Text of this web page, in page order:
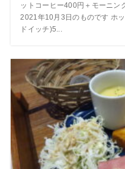
ットコーヒー400円＋モーニン
2021年10月3日のものです ホ
ドイッチ)5...